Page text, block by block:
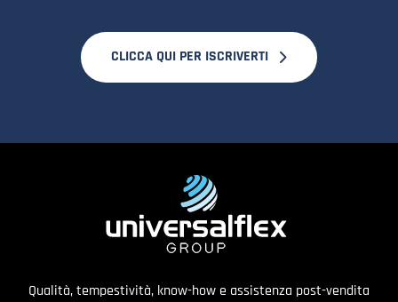
CLICCA QUI PER ISCRIVERTI
Qualità, tempestività, know-how e assistenza post-vendita